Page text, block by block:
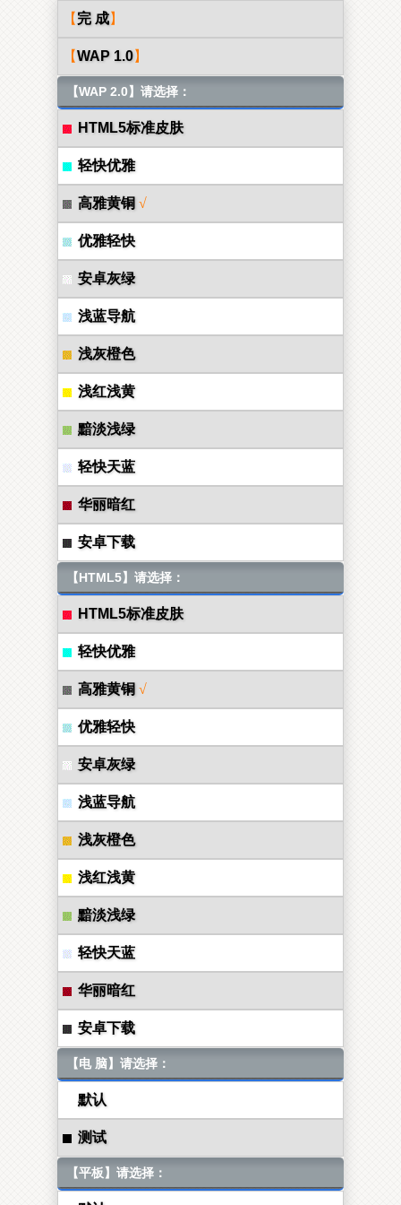
【 完 成】
【WAP 1.0】
【WAP 2.0】请选择：
HTML5标准皮肤
轻快优雅
高雅黄铜 √
优雅轻快
安卓灰绿
浅蓝导航
浅灰橙色
浅红浅黄
黯淡浅绿
轻快天蓝
华丽暗红
安卓下载
【HTML5】请选择：
HTML5标准皮肤
轻快优雅
高雅黄铜 √
优雅轻快
安卓灰绿
浅蓝导航
浅灰橙色
浅红浅黄
黯淡浅绿
轻快天蓝
华丽暗红
安卓下载
【电 脑】请选择：
默认
测试
【平板】请选择：